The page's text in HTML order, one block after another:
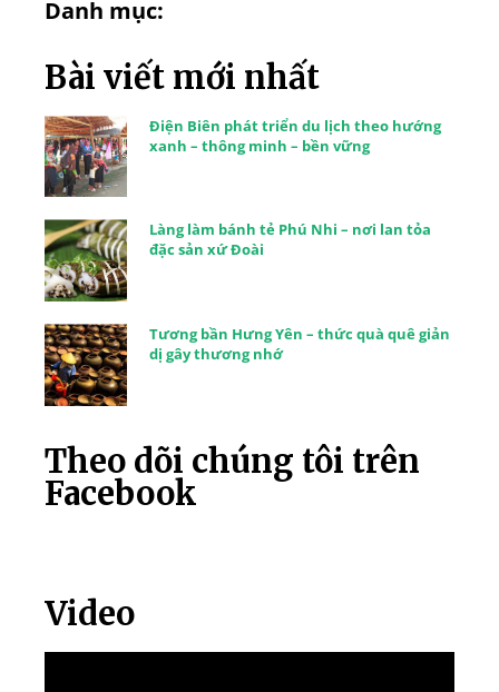
Danh mục:
Bài viết mới nhất
Điện Biên phát triển du lịch theo hướng
xanh – thông minh – bền vững
Làng làm bánh tẻ Phú Nhi – nơi lan tỏa
đặc sản xứ Đoài
Tương bần Hưng Yên – thức quà quê giản
dị gây thương nhớ
Theo dõi chúng tôi trên
Facebook
Video